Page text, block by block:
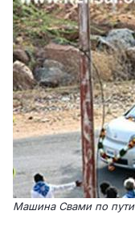
Машина Свами по